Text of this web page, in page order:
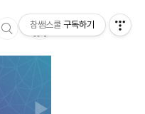
▶
참쌤스쿨 구독하기